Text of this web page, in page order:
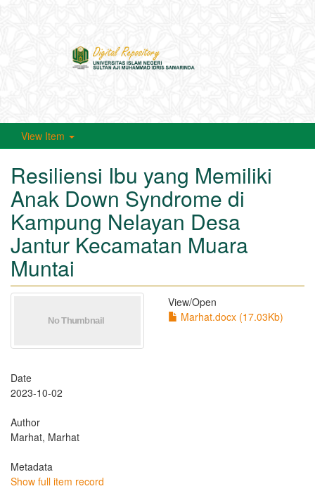
View Item
Resiliensi Ibu yang Memiliki
Anak Down Syndrome di
Kampung Nelayan Desa
Jantur Kecamatan Muara
Muntai
View/Open
Marhat.docx (17.03Kb)
Date
2023-10-02
Author
Marhat, Marhat
Metadata
Show full item record